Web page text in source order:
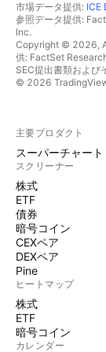
市場データ提供: ICE
参照データ提供:
Inc.
Copyright © 2026,
供: FactSet
SEC提出書類および
© 2026
主要プロダクト
スーパーチャート
スクリーナー
株式
ETF
債券
暗号コイン
CEXペア
DEXペア
Pine
ヒートマップ
株式
ETF
暗号コイン
カレンダー